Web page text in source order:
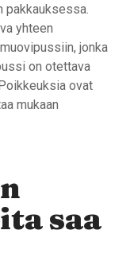
pakkauksessa.
yhteen
jonka
on otettava
ovat
mukaan
saa